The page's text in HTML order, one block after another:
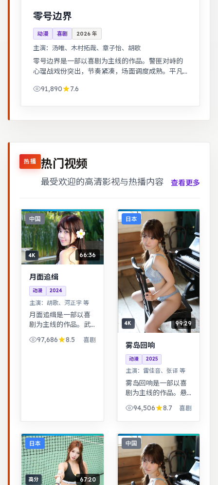
零号边界
动漫 喜剧 2026 年
主演： 汤唯、木村拓哉、章子怡、胡歌
零号边界是一部以喜剧为主线的作品。警匪对峙的
心理战戏份突出，节奏紧凑，场面调度成熟。平凡
解。91,890 7.6
热播 热门视频
最受欢迎的高清影视与热播内容 查看更多
中国
4K 66:36
月面追缉
动漫 2024
主演： 胡歌、河正宇 等
月面追缉是一部以喜
剧为主线的作品。武
侠江湖中的道义抉
择，动作设计利落，
97,686 8.5 喜剧
日本
4K 99:29
雾岛回响
动漫 2025
主演： 雷佳音、张译 等
雾岛回响是一部以喜
剧为主线的作品。悬
疑氛围层层推进，线
索拼图式叙事，结局
出人意料。青春群像
刻画校园与初入社会
的迷茫，细腻温暖。
94,506 8.7 喜剧
日本
高分 67:20
中国